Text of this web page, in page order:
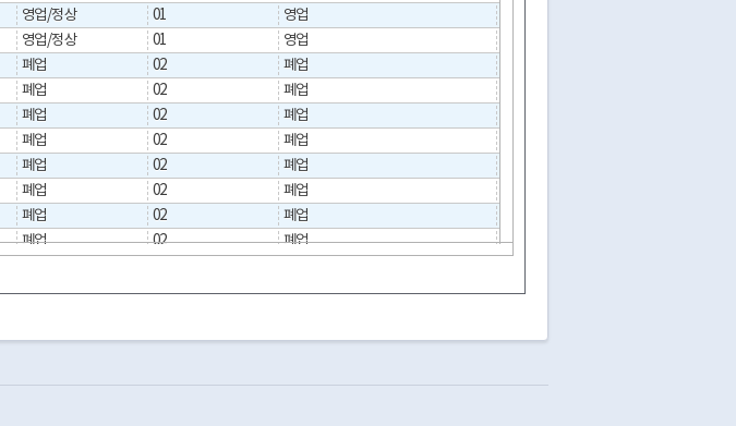
영업/정상 01 영업
영업/정상 01
영업
폐업 02 폐업
폐업 02 폐업
폐업 02 폐업
폐업 02 폐업
폐업 02 폐업
폐업 02 폐업
폐업 02 폐업
폐업 02 폐업
2004-06-07
폐업 02 폐업 2005-12-05
폐업 02 폐업 2008-03-06
폐업 02 폐업
2004-07-08